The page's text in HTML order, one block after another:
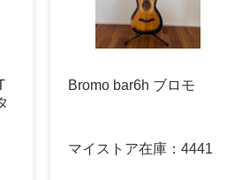
Bromo bar6h ブロモ
マイストア在庫： 4441